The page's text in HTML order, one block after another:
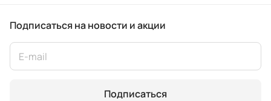
Подписаться на новости и акции
Подписаться